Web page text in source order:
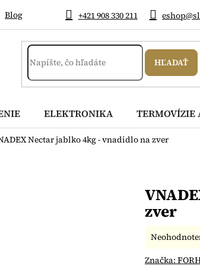
+421 908 330 211
Blog
HĽADAŤ
ELEKTRONIKA TERMOVÍZIE
Nectar jablko 4kg - vnadidlo na zver
zver
Priemerné
produktu
Značka: